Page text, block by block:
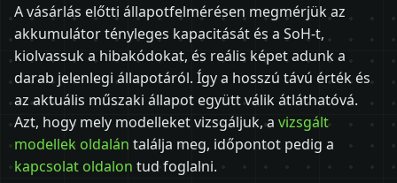
A vásárlás előtti állapotfelmérésen megmérjük az
akkumulátor tényleges kapacitását és a SoH-t,
kiolvassuk a hibakódokat, és reális képet adunk a
darab jelenlegi állapotáról. Így a hosszú távú érték és
az aktuális műszaki állapot együtt válik átláthatóvá.
Azt, hogy mely modelleket vizsgáljuk, a vizsgált
modellek oldalán találja meg, időpontot pedig a
kapcsolat oldalon tud foglalni.